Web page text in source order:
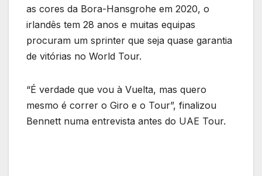
as cores da Bora-Hansgrohe em 2020, o
irlandês tem 28 anos e muitas equipas
procuram um sprinter que seja quase garantia
de vitórias no World Tour.
“É verdade que vou à Vuelta, mas quero
mesmo é correr o Giro e o Tour”, finalizou
Bennett numa entrevista antes do UAE Tour.